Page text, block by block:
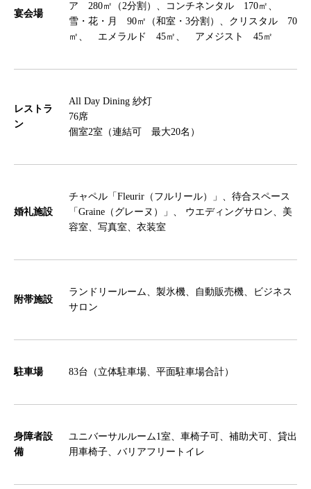
宴会場
ア 280㎡（2分割）、コンチネンタル 170㎡、
雪・花・月 90㎡（和室・3分割）、クリスタル 70
㎡、 エメラルド 45㎡、 アメジスト 45㎡
レストラ
ン
All Day Dining 紗灯
76席
個室2室（連結可 最大20名）
婚礼施設
チャペル「Fleurir（フルリール）」、待合スペース
「Graine（グレーヌ）」、 ウエディングサロン、美
容室、写真室、衣装室
附帯施設
ランドリールーム、製氷機、自動販売機、ビジネス
サロン
駐車場 83台（立体駐車場、平面駐車場合計）
身障者設
備
ユニバーサルルーム1室、車椅子可、補助犬可、貸出
用車椅子、バリアフリートイレ